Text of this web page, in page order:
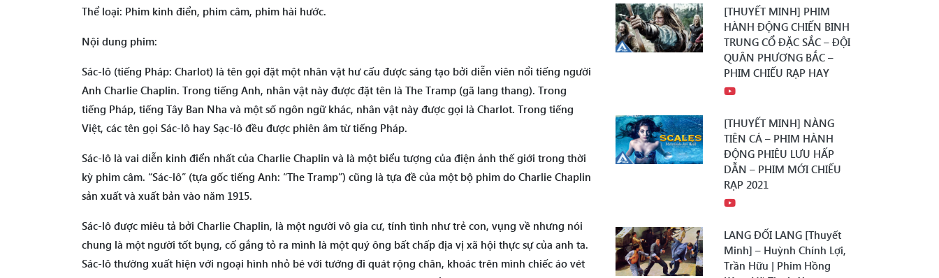
Thể loại: Phim kinh điển, phim câm, phim hài hước.
Nội dung phim:
Sác-lô (tiếng Pháp: Charlot) là tên gọi đặt một nhân vật hư cấu được sáng tạo bởi diễn viên nổi tiếng người
Anh Charlie Chaplin. Trong tiếng Anh, nhân vật này được đặt tên là The Tramp (gã lang thang). Trong
tiếng Pháp, tiếng Tây Ban Nha và một số ngôn ngữ khác, nhân vật này được gọi là Charlot. Trong tiếng
Việt, các tên gọi Sác-lô hay Sạc-lô đều được phiên âm từ tiếng Pháp.
Sác-lô là vai diễn kinh điển nhất của Charlie Chaplin và là một biểu tượng của điện ảnh thế giới trong thời
kỳ phim câm. “Sác-lô” (tựa gốc tiếng Anh: “The Tramp”) cũng là tựa đề của một bộ phim do Charlie Chaplin
sản xuất và xuất bản vào năm 1915.
Sác-lô được miêu tả bởi Charlie Chaplin, là một người vô gia cư, tính tình như trẻ con, vụng về nhưng nói
chung là một người tốt bụng, cố gắng tỏ ra mình là một quý ông bất chấp địa vị xã hội thực sự của anh ta.
Sác-lô thường xuất hiện với ngoại hình nhỏ bé với tướng đi quát rộng chân, khoác trên mình chiếc áo vét
[THUYẾT MINH] PHIM
HÀNH ĐỘNG CHIẾN BINH
TRUNG CỔ ĐẶC SẮC – ĐỘI
QUÂN PHƯƠNG BẮC –
PHIM CHIẾU RẠP HAY
[THUYẾT MINH] NÀNG
TIÊN CÁ – PHIM HÀNH
ĐỘNG PHIÊU LƯU HẤP
DẪN – PHIM MỚI CHIẾU
RẠP 2021
LANG ĐỐI LANG [Thuyết
Minh] – Huỳnh Chính Lợi,
Trần Hữu | Phim Hồng